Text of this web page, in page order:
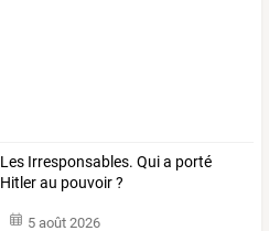
Les Irresponsables. Qui a porté
Hitler au pouvoir ?
5 août 2026